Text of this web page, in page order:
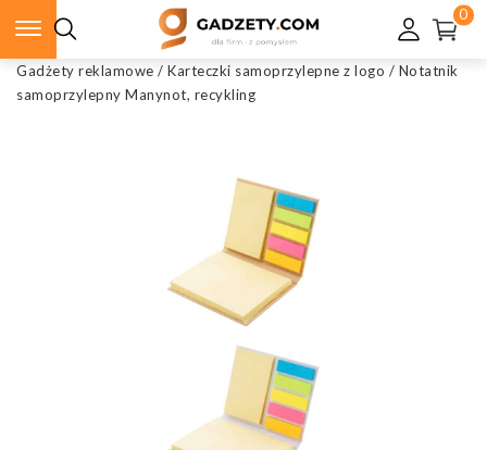
0
Gadżety reklamowe / Karteczki samoprzylepne z logo / Notatnik
samoprzylepny Manynot, recykling